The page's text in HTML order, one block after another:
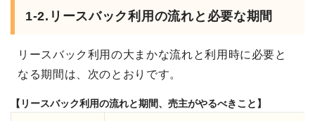
1-2.リースバック利用の流れと必要な期間
リースバック利用の大まかな流れと利用時に必要と
なる期間は、次のとおりです。
【リースバック利用の流れと期間、売主がやるべきこと】